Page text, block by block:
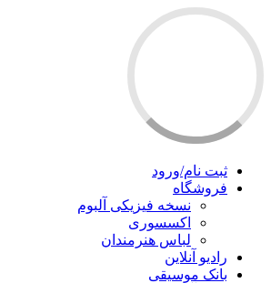
ثبت نام/ورود
فروشگاه
نسخه فیزیکی آلبوم
اکسسوری
لباس هنرمندان
رادیو آنلاین
بانک موسیقی